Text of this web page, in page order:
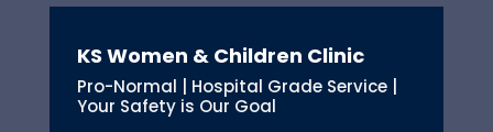
KS Women & Children Clinic
Pro-Normal | Hospital Grade Service |
Your Safety is Our Goal